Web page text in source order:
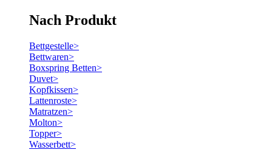
Nach Produkt
Bettgestelle>
Bettwaren>
Boxspring Betten>
Duvet>
Kopfkissen>
Lattenroste>
Matratzen>
Molton>
Topper>
Wasserbett>